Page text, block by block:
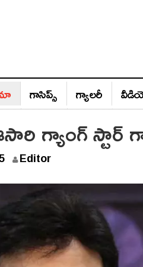
గాసిప్స్‌ గ్యాల‌రీ
గ్యాంగ్ స్టార్
A
g
u
t
2
0
Editor